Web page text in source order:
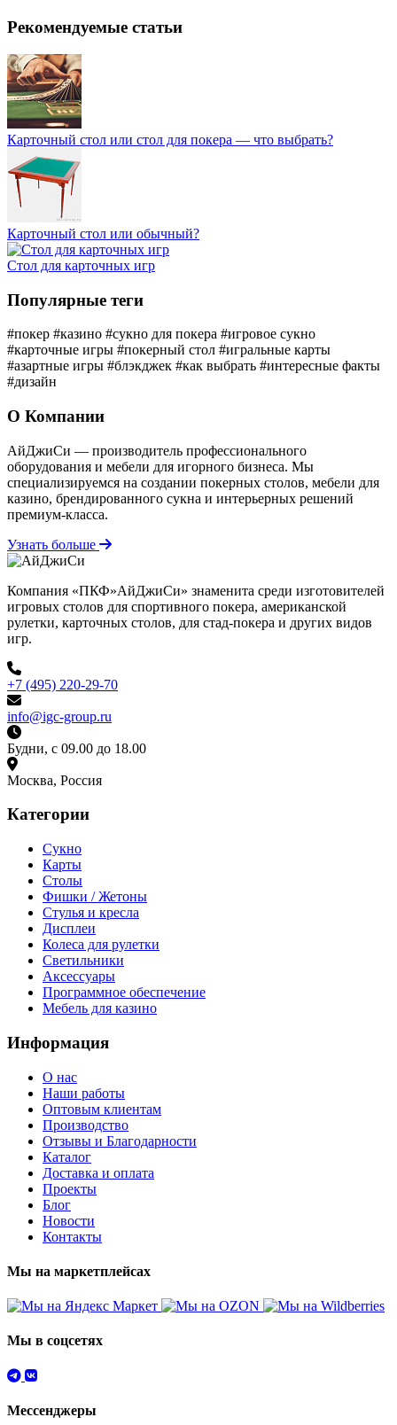
Рекомендуемые статьи
Карточный стол или стол для покера — что выбрать?
Карточный стол или обычный?
Стол для карточных игр
Популярные теги
#покер #казино #сукно для покера #игровое сукно
#карточные игры #покерный стол #игральные карты
#азартные игры #блэкджек #как выбрать #интересные факты
#дизайн
О Компании
АйДжиСи — производитель профессионального
оборудования и мебели для игорного бизнеса. Мы
специализируемся на создании покерных столов, мебели для
казино, брендированного сукна и интерьерных решений
премиум-класса.
Узнать больше
Компания «ПКФ»АйДжиСи» знаменита среди изготовителей
игровых столов для спортивного покера, американской
рулетки, карточных столов, для стад-покера и других видов
игр.
+7 (495) 220-29-70
info@igc-group.ru
Будни, с 09.00 до 18.00
Москва, Россия
Категории
Сукно
Карты
Столы
Фишки / Жетоны
Стулья и кресла
Дисплеи
Колеса для рулетки
Светильники
Аксессуары
Программное обеспечение
Мебель для казино
Информация
О нас
Наши работы
Оптовым клиентам
Производство
Отзывы и Благодарности
Каталог
Доставка и оплата
Проекты
Блог
Новости
Контакты
Мы на маркетплейсах
Мы в соцсетях
Мессенджеры